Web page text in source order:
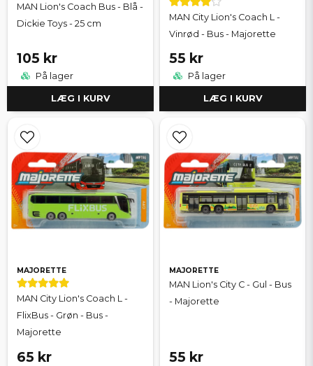
MAN Lion's Coach Bus - Blå -
Dickie Toys - 25 cm
105 kr
På lager
LÆG I KURV
MAN City Lion's Coach L -
Vinrød - Bus - Majorette
55 kr
På lager
LÆG I KURV
MAJORETTE
MAN City Lion's Coach L -
FlixBus - Grøn - Bus -
Majorette
65 kr
MAJORETTE
MAN Lion's City C - Gul - Bus
- Majorette
55 kr